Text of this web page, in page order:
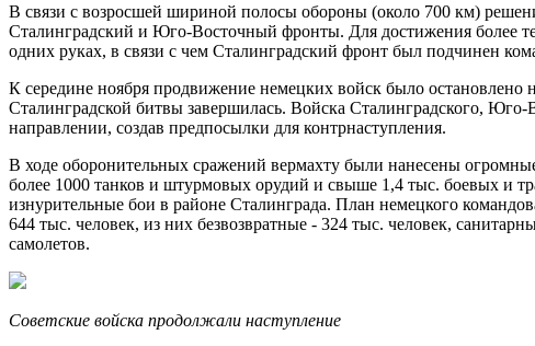
В связи с возросшей шириной полосы обороны (около 700 км)
Сталинградский и Юго-Восточный фронты. Для достижения более
одних руках, в связи с чем Сталинградский фронт был подчинен
К середине ноября продвижение немецких войск было остановлено
Сталинградской битвы завершилась. Войска Сталинградского,
направлении, создав предпосылки для контрнаступления.
В ходе оборонительных сражений вермахту были нанесены
более 1000 танков и штурмовых орудий и свыше 1,4 тыс. боевых и
изнурительные бои в районе Сталинграда. План немецкого
644 тыс. человек, из них безвозвратные - 324 тыс. человек,
самолетов.
Советские войска продолжали наступление